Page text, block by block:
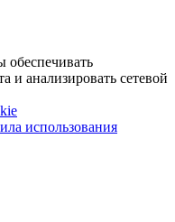
и анализировать сетевой
использования